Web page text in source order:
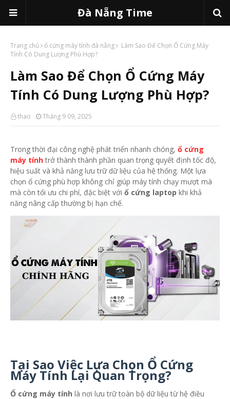
Đà Nẵng Time
Trang chủ ổ cứng máy tính đà nẵng
Làm Sao Để Chọn Ổ Cứng Máy
Tính Có Dung Lượng Phù Hợp?
Làm Sao Để Chọn Ổ Cứng Máy
Tính Có Dung Lượng Phù Hợp?
thao Tháng 9 09, 2025
Trong thời đại công nghệ phát triển nhanh chóng, ổ cứng
máy tínhtrở thành thành phần quan trọng quyết định tốc độ,
hiệu suất và khả năng lưu trữ dữ liệu của hệ thống. Một lựa
chọn ổ cứng phù hợp không chỉ giúp máy tính chạy mượt mà
mà còn tối ưu chi phí, đặc biệt với ổ cứng laptop khi khả
năng nâng cấp thường bị hạn chế.
Tại Sao Việc Lựa Chọn Ổ Cứng
Máy Tính Lại Quan Trọng?
Ổ cứng máy tính là nơi lưu trữ toàn bộ dữ liệu từ hệ điều